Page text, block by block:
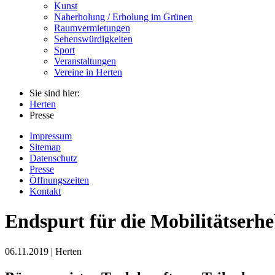
Kunst
Naherholung / Erholung im Grünen
Raumvermietungen
Sehenswürdigkeiten
Sport
Veranstaltungen
Vereine in Herten
Sie sind hier:
Herten
Presse
Impressum
Sitemap
Datenschutz
Presse
Öffnungszeiten
Kontakt
Endspurt für die
06.11.2019 | Herten